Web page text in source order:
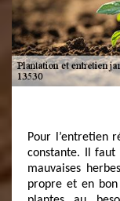
Pour l’entretien
constante. Il faut
mauvaises
propre et en bon